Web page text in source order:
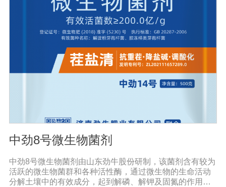
提早成熟，最终达到增产增收的目的。且持效期较长，对
环境友好，对生态没有破坏性，符合我国农业可持续发展
的要求，是生产绿色食品作物的首选产品。
中劲8号微生物菌剂
中劲8号微生物菌剂由山东劲牛股份研制，该菌剂含有较为
活跃的微生物菌群和各种活性酶，通过微生物的生命活动
分解土壤中的有效成分，起到解磷、解钾及固氮的作用，